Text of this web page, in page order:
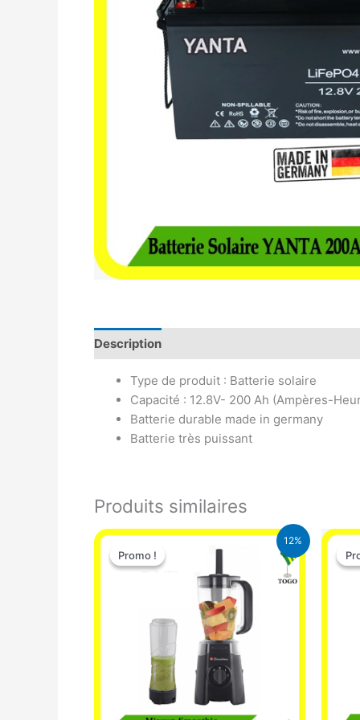
Description
Type de produit : Batterie solaire
Capacité : 12.8V- 200 Ah (Ampères-
Batterie durable made in germany
Batterie très puissant
Produits similaires
12%
Promo !
Promo !
Le
initial
25.000 CFA.
Le
prix
est :
22.000 CFA.